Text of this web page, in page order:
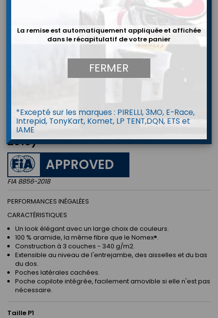
Combinaison P1 Lite BEST (FIA 8856-
2018)
APPROVED
FIA 8856-2018
PERFORMANCES INÉGALÉES
CARACTÉRISTIQUES
Un look élégant avec un large choix de couleurs.
100 % aramide, la même fibre que le Nomex®.
Construction à 3 couches - 340 g/m2.
Extensible au niveau de l'entrejambe, des aisselles et du bas
du dos.
Poches latérales cachées.
Poche copilote intégrée, facilement amovible si elle n'est pas
nécessaire.
Taille P1
La remise est automatiquement appliquée et affichée
dans le récapitulatif de votre panier
FERMER
*Excepté sur les marques : PIRELLI, 3MO, E-Race,
Intrepid, TonyKart, Komet, LP TENT,DQN, ETS et
IAME